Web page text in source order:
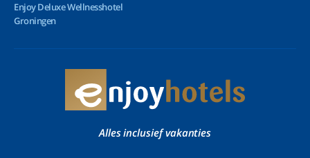
Enjoy Deluxe Wellnesshotel
Groningen
Alles inclusief vakanties